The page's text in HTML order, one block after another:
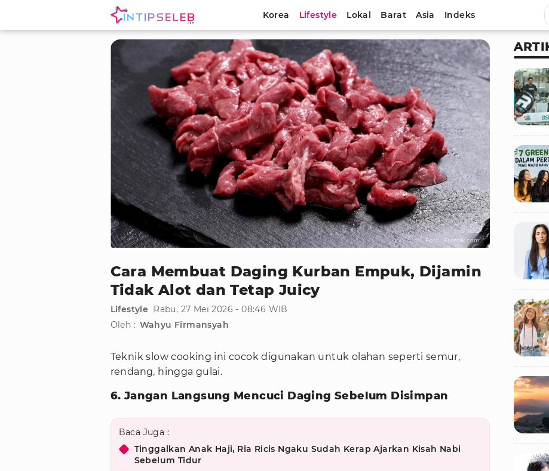
Korea Lifestyle Lokal Barat Asia Indeks
Foto : Freepik.com
Cara Membuat Daging Kurban Empuk, Dijamin
Tidak Alot dan Tetap Juicy
Lifestyle
Rabu, 27 Mei 2026 - 08:46 WIB
Oleh : Wahyu Firmansyah
Teknik slow cooking ini cocok digunakan untuk olahan seperti semur,
rendang, hingga gulai.
6. Jangan Langsung Mencuci Daging Sebelum Disimpan
Baca Juga :
Tinggalkan Anak Haji, Ria Ricis Ngaku Sudah Kerap Ajarkan Kisah Nabi
Sebelum Tidur